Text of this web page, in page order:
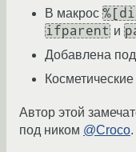
В макрос
ifparent и
Добавлена
Автор этой
под ником @Croco.